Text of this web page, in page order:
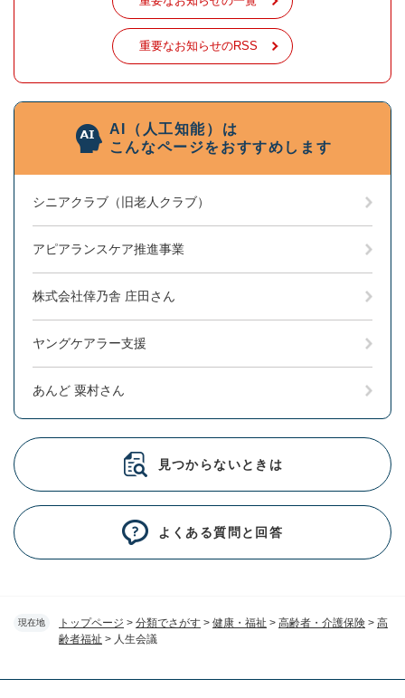
現在地 トップページ > 分類でさがす > 健康・福祉 > 高齢者・介護保険 > 高
齢者福祉 > 人生会議
重要なお知らせのRSS
AI（人工知能）は
こんなページをおすすめします
シニアクラブ（旧老人クラブ）
アピアランスケア推進事業
株式会社倖乃舎 庄田さん
ヤングケアラー支援
あんど 粟村さん
見つからないときは
よくある質問と回答